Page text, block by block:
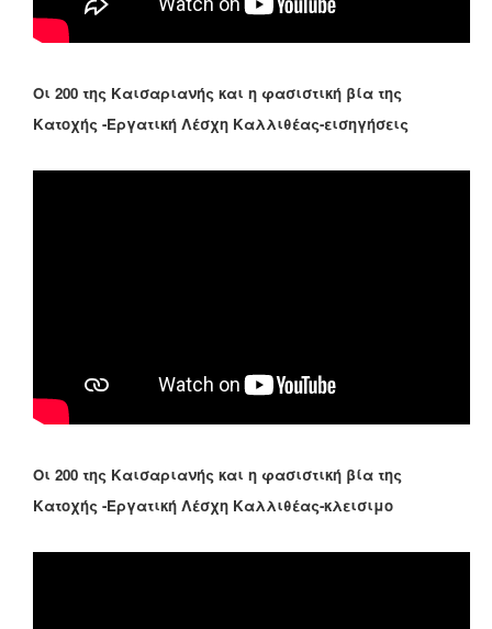
Οι 200 της Καισαριανής και η φασιστική βία της
Κατοχής -Εργατική Λέσχη Καλλιθέας-εισηγήσεις
Οι 200 της Καισαριανής και η φασιστική βία της
Κατοχής -Εργατική Λέσχη Καλλιθέας-κλεισιμο